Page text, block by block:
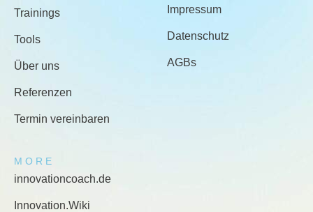
Trainings
Tools
Über uns
Referenzen
Termin vereinbaren
Impressum
Datenschutz
AGBs
MORE
innovationcoach.de
Innovation.Wiki